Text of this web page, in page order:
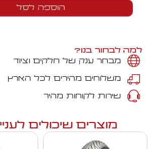
הוספה לסל
למה לבחור בנו?
מבחר ענק של חלקים וציוד
משלוחים מהירים לכל הארץ
שירות לקוחות מהיר
מוצרים שיכולים